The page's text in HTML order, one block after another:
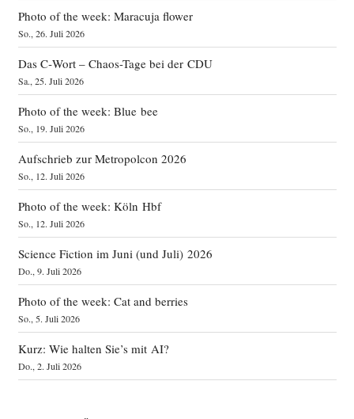
Photo of the week: Maracuja flower
So., 26. Juli 2026
Das C‑Wort – Chaos-Tage bei der CDU
Sa., 25. Juli 2026
Photo of the week: Blue bee
So., 19. Juli 2026
Aufschrieb zur Metropolcon 2026
So., 12. Juli 2026
Photo of the week: Köln Hbf
So., 12. Juli 2026
Science Fiction im Juni (und Juli) 2026
Do., 9. Juli 2026
Photo of the week: Cat and berries
So., 5. Juli 2026
Kurz: Wie halten Sie’s mit AI?
Do., 2. Juli 2026